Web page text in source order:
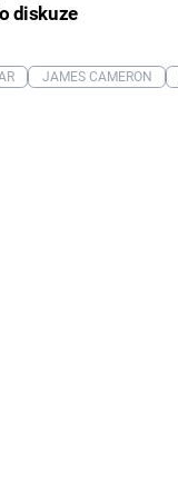
diskuze
JAMES CAMERON